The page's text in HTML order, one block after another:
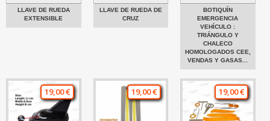
LLAVE DE RUEDA
EXTENSIBLE
LLAVE DE RUEDA DE
CRUZ
BOTIQUÍN
EMERGENCIA
VEHÍCULO :
TRIÁNGULO Y
CHALECO
HOMOLOGADOS CEE,
VENDAS Y GASAS...
19,00 € 19,00 € 19,00 €